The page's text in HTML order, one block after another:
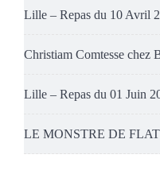
Lille – Repas du 10 Avril
Christiam Comtesse chez
Lille – Repas du 01 Juin
LE MONSTRE DE